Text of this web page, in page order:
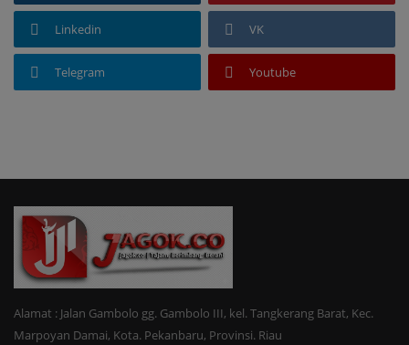
Linkedin VK
Telegram Youtube
Alamat : Jalan Gambolo gg. Gambolo III, kel. Tangkerang Barat, Kec.
Marpoyan Damai, Kota. Pekanbaru, Provinsi. Riau